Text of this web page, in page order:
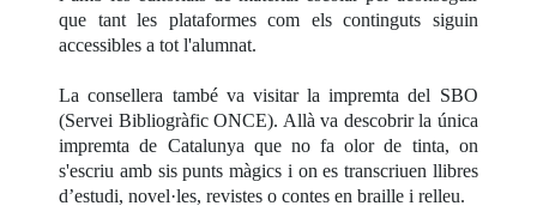
que tant les plataformes com els continguts siguin
accessibles a tot l'alumnat.
La consellera també va visitar la impremta del SBO
(Servei Bibliogràfic ONCE). Allà va descobrir la única
impremta de Catalunya que no fa olor de tinta, on
s'escriu amb sis punts màgics i on es transcriuen llibres
d’estudi, novel·les, revistes o contes en braille i relleu.